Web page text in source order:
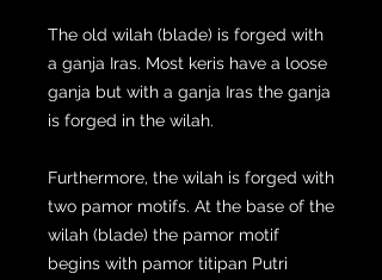
The old wilah (blade) is forged with
a ganja Iras. Most keris have a loose
ganja but with a ganja Iras the ganja
is forged in the wilah.
Furthermore, the wilah is forged with
two pamor motifs. At the base of the
wilah (blade) the pamor motif
begins with pamor titipan Putri